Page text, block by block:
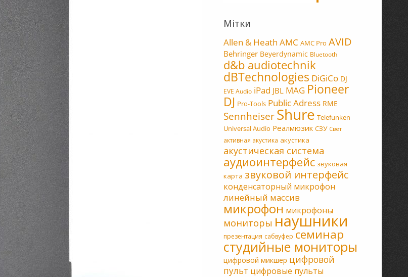
Мітки
Allen & Heath AMC AMC Pro AVID
Behringer Beyerdynamic Bluetooth
d&b audiotechnik
dBTechnologies DiGiCo DJ
EVE Audio iPad JBL MAG Pioneer
DJ Pro-Tools Public Adress RME
Sennheiser Shure Telefunken
Universal Audio Реалмюзик СЗУ Свет
активная акустика акустика
акустическая система
аудиоинтерфейс звуковая
карта звуковой интерфейс
конденсаторный микрофон
линейный массив
микрофон микрофоны
мониторы наушники
презентация сабвуфер семинар
студийные мониторы
цифровой микшер цифровой
пульт цифровые пульты